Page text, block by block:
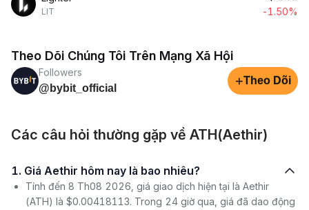
LIT
-1.50%
Theo Dõi Chúng Tôi Trên Mạng Xã Hội
Followers
@bybit_official
+Theo Dõi
Các câu hỏi thường gặp về ATH(Aethir)
1. Giá Aethir hôm nay là bao nhiêu?
Tính đến 8 Th08 2026, giá giao dịch hiện tại là Aethir
(ATH) là $0.00418113. Trong 24 giờ qua, giá đã dao động